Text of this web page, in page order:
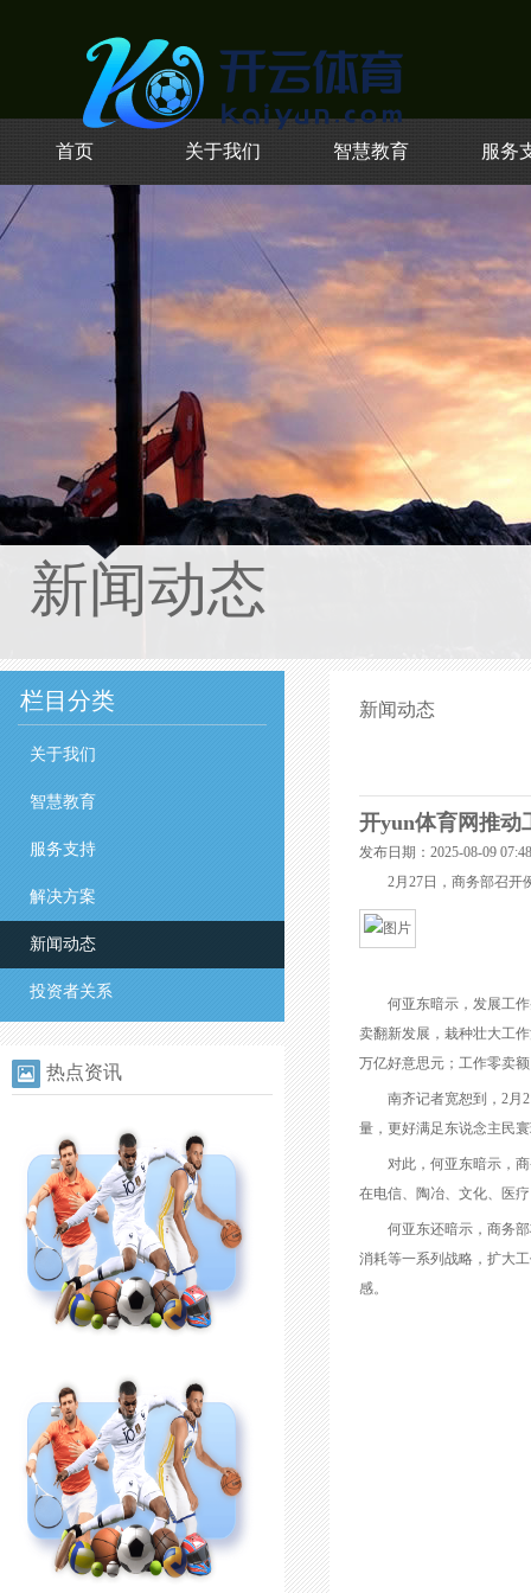
首页 关于我们 智慧教育 服务
新闻动态
栏目分类
关于我们
智慧教育
服务支持
解决方案
新闻动态
投资者关系
热点资讯
新闻动态
开yun体育网推动
发布日期：2025-08-09
2月27日，商务部召开例
何亚东暗示，发展工作
卖翻新发展，栽种壮大工
万亿好意思元；工作零卖
南齐记者宽恕到，2月21
量，更好满足东说念主民
对此，何亚东暗示，商
在电信、陶冶、文化、医
何亚东还暗示，商务部
消耗等一系列战略，扩大
感。